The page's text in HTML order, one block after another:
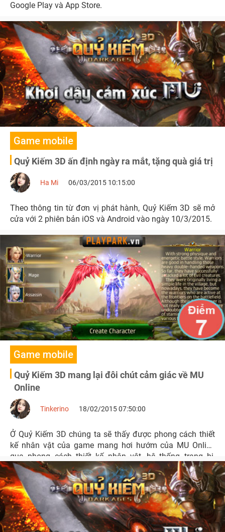
Google Play và App Store.
Game mobile
Quỷ Kiếm 3D ấn định ngày ra mắt, tặng quà giá trị
Ha Mi 06/03/2015 10:15:00
Theo thông tin từ đơn vị phát hành, Quỷ Kiếm 3D sẽ mở
cửa với 2 phiên bản iOS và Android vào ngày 10/3/2015.
Game mobile
Quỷ Kiếm 3D mang lại đôi chút cảm giác về MU
Online
Tinkerino 18/02/2015 07:50:00
Ở Quỷ Kiếm 3D chúng ta sẽ thấy được phong cách thiết
kế nhân vật của game mang hơi hướm của MU Online
qua phong cách thiết kế nhân vật, hệ thống trang bị,
cánh,...